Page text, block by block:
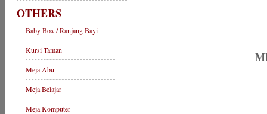
OTHERS
Baby Box / Ranjang Bayi
Kursi Taman
Meja Abu
Meja Belajar
Meja Komputer